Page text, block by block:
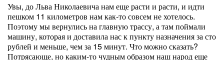
Увы, до Льва Николаевича нам еще расти и расти, и идти
пешком 11 километров нам как-то совсем не хотелось.
Поэтому мы вернулись на главную трассу, а там поймали
машину, которая и доставила нас к пункту назначения за сто
рублей и меньше, чем за 15 минут. Что можно сказать?
Потрясающе, но каким-то чудным образом наш народ еще